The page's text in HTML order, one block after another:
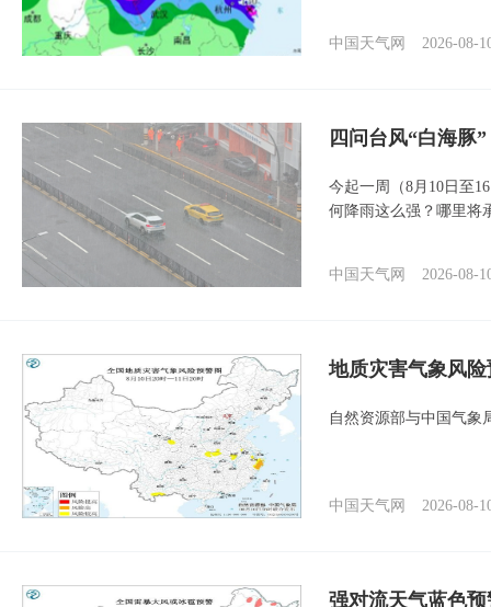
中国天气网 2026-08-
四问台风“白海豚
今起一周（8月10日至
何降雨这么强？哪里将
中国天气网 2026-08-
地质灾害气象风
自然资源部与中国气象
中国天气网 2026-08-
强对流天气蓝色